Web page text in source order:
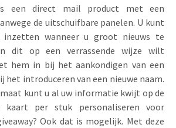
een direct mail product met een
de uitschuifbare panelen. U kunt
inzetten wanneer u groot nieuws te
dit op een verrassende wijze wilt
hem in bij het aankondigen van een
het introduceren van een nieuwe naam.
kunt u al uw informatie kwijt op de
per stuk personaliseren voor
Ook dat is mogelijk. Met deze